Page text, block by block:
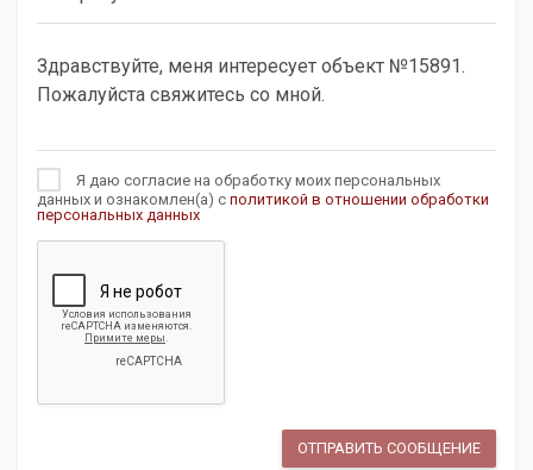
Я даю согласие на обработку моих персональных
данных и ознакомлен(а) с политикой в отношении обработки
персональных данных